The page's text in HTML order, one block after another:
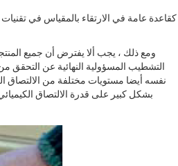
كقاعدة عامة في الارتقاء بالمقياس في
ومع ذلك ، يجب ألا يفترض أن جميع
التشطيب المسؤولية النهائية عن
نفسه أيضا مستويات مختلفة من الالتصاق
بشكل كبير على قدرة الالتصاق